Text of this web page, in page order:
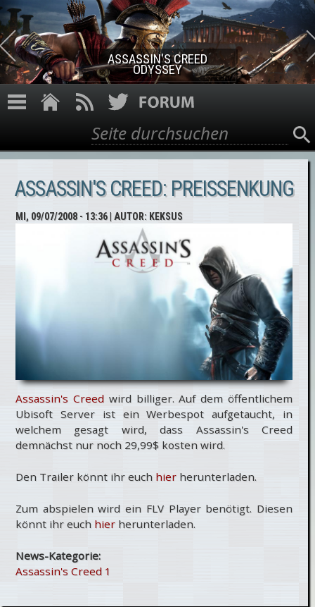
Direkt zum Inhalt
ASSASSIN'S CREED ROGUE
REMASTERED
Suchformular
Suche
ASSASSIN'S CREED: PREISSENKUNG
MI, 09/07/2008 - 13:36| AUTOR: KEKSUS
Assassin's Creedwird billiger. Auf dem öffentlichem
Ubisoft Server ist ein Werbespot aufgetaucht, in
welchem gesagt wird, dass Assassin's Creed
demnächst nur noch 29,99$ kosten wird.
Den Trailer könnt ihr euch hier herunterladen.
Zum abspielen wird ein FLV Player benötigt. Diesen
könnt ihr euch hier herunterladen.
News-Kategorie:
Assassin's Creed 1